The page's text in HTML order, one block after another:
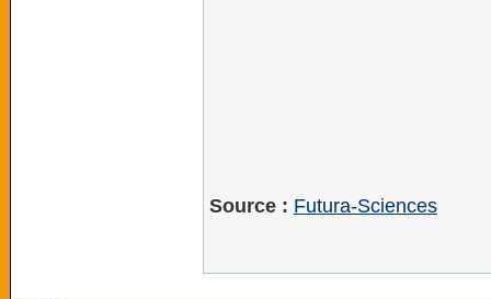
Source : Futura-Sciences